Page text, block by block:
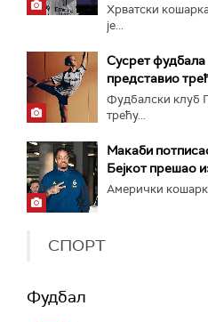
Хрватски
је...
Сусрет фудбала
представио
Фудбалски клуб
трећу...
Макаби
Бејкот прешао
Амерички
СПОРТ
Фудбал